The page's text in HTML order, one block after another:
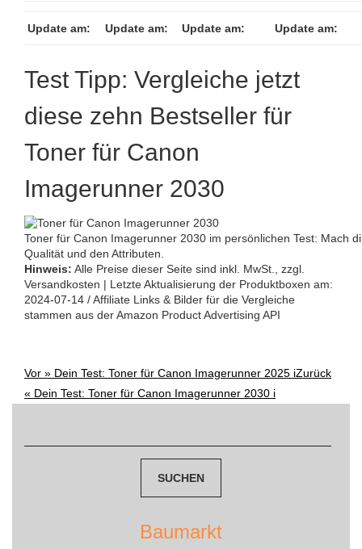
Update am: Update am: Update am: Update am:
Test Tipp: Vergleiche jetzt
diese zehn Bestseller für
Toner für Canon
Imagerunner 2030
Toner für Canon Imagerunner 2030 im persönlichen Test: Mach
Qualität und den Attributen.
Hinweis: Alle Preise dieser Seite sind inkl. MwSt., zzgl.
Versandkosten | Letzte Aktualisierung der Produktboxen am:
2024-07-14 / Affiliate Links & Bilder für die Vergleiche
stammen aus der Amazon Product Advertising API
Post
Vor » Dein Test: Toner für Canon Imagerunner 2025 iZurück
« Dein Test: Toner für Canon Imagerunner 2030 i
Baumarkt